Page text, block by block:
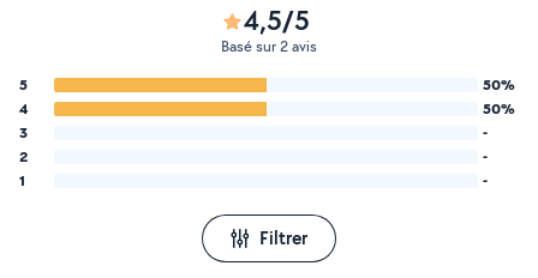
4,5/5
Basé sur 2 avis
5
50%
4
50%
3
-
2
-
1
-
Filtrer